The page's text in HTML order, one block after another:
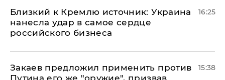
Близкий к Кремлю источник: Украина
нанесла удар в самое сердце
российского бизнеса
16:25
Закаев предложил применить против
Путина его же "оружие", призвав
15:38